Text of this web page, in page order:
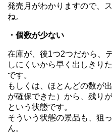
発売月がわかりますので、
ね。
・個数が少ない
在庫が、後1つ2つだから、
しにくいから早く出しきり
です。
もしくは、ほとんどの数が
が確保できた）から、残り
という状態です。
そういう状態の景品も、狙
ん。